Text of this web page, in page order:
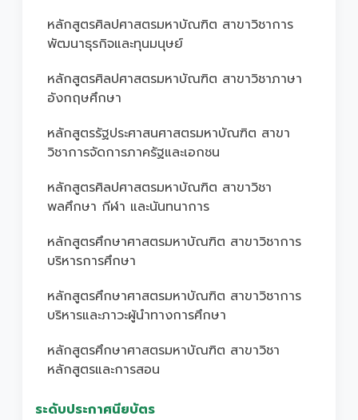
หลักสูตรศิลปศาสตรมหาบัณฑิต สาขาวิชาการ
พัฒนาธุรกิจและทุนมนุษย์
หลักสูตรศิลปศาสตรมหาบัณฑิต สาขาวิชาภาษา
อังกฤษศึกษา
หลักสูตรรัฐประศาสนศาสตรมหาบัณฑิต สาขา
วิชาการจัดการภาครัฐและเอกชน
หลักสูตรศิลปศาสตรมหาบัณฑิต สาขาวิชา
พลศึกษา กีฬา และนันทนาการ
หลักสูตรศึกษาศาสตรมหาบัณฑิต สาขาวิชาการ
บริหารการศึกษา
หลักสูตรศึกษาศาสตรมหาบัณฑิต สาขาวิชาการ
บริหารและภาวะผู้นำทางการศึกษา
หลักสูตรศึกษาศาสตรมหาบัณฑิต สาขาวิชา
หลักสูตรและการสอน
ระดับประกาศนียบัตร